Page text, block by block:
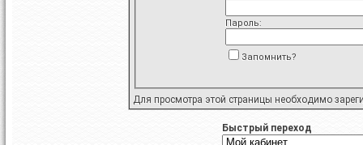
Пароль:
Запомнить?
Для просмотра этой страницы необходимо
Быстрый переход